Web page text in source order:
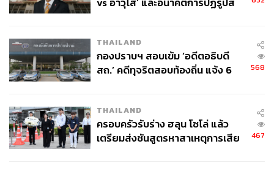
THAILAND
กองปราบฯ สอบเข้ม ‘อดีตอธิบดี
สถ.’ คดีทุจริตสอบท้องถิ่น แจ้ง 6
568
THAILAND
ครอบครัวรับร่าง ฮลุน โซโล่ แล้ว
เตรียมส่งชันสูตรหาสาเหตุการเสีย
467